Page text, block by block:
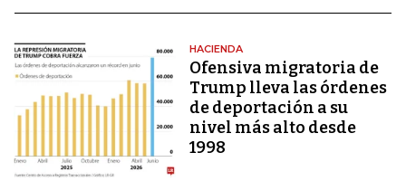
HACIENDA
Ofensiva migratoria de
Trump lleva las órdenes
de deportación a su
nivel más alto desde
1998